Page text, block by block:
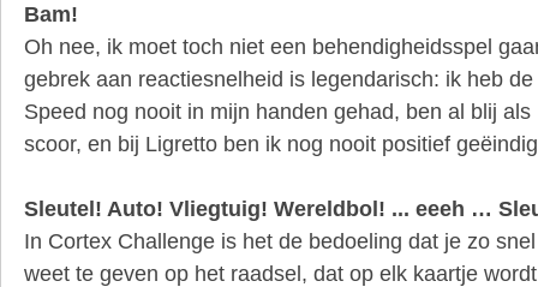
Bam!
Oh nee, ik moet toch niet een behendigheidsspel
gebrek aan reactiesnelheid is legendarisch: ik heb
Speed nog nooit in mijn handen gehad, ben al blij
scoor, en bij Ligretto ben ik nog nooit positief
Sleutel! Auto! Vliegtuig! Wereldbol! ... eeeh …
In Cortex Challenge is het de bedoeling dat je zo
weet te geven op het raadsel, dat op elk kaartje